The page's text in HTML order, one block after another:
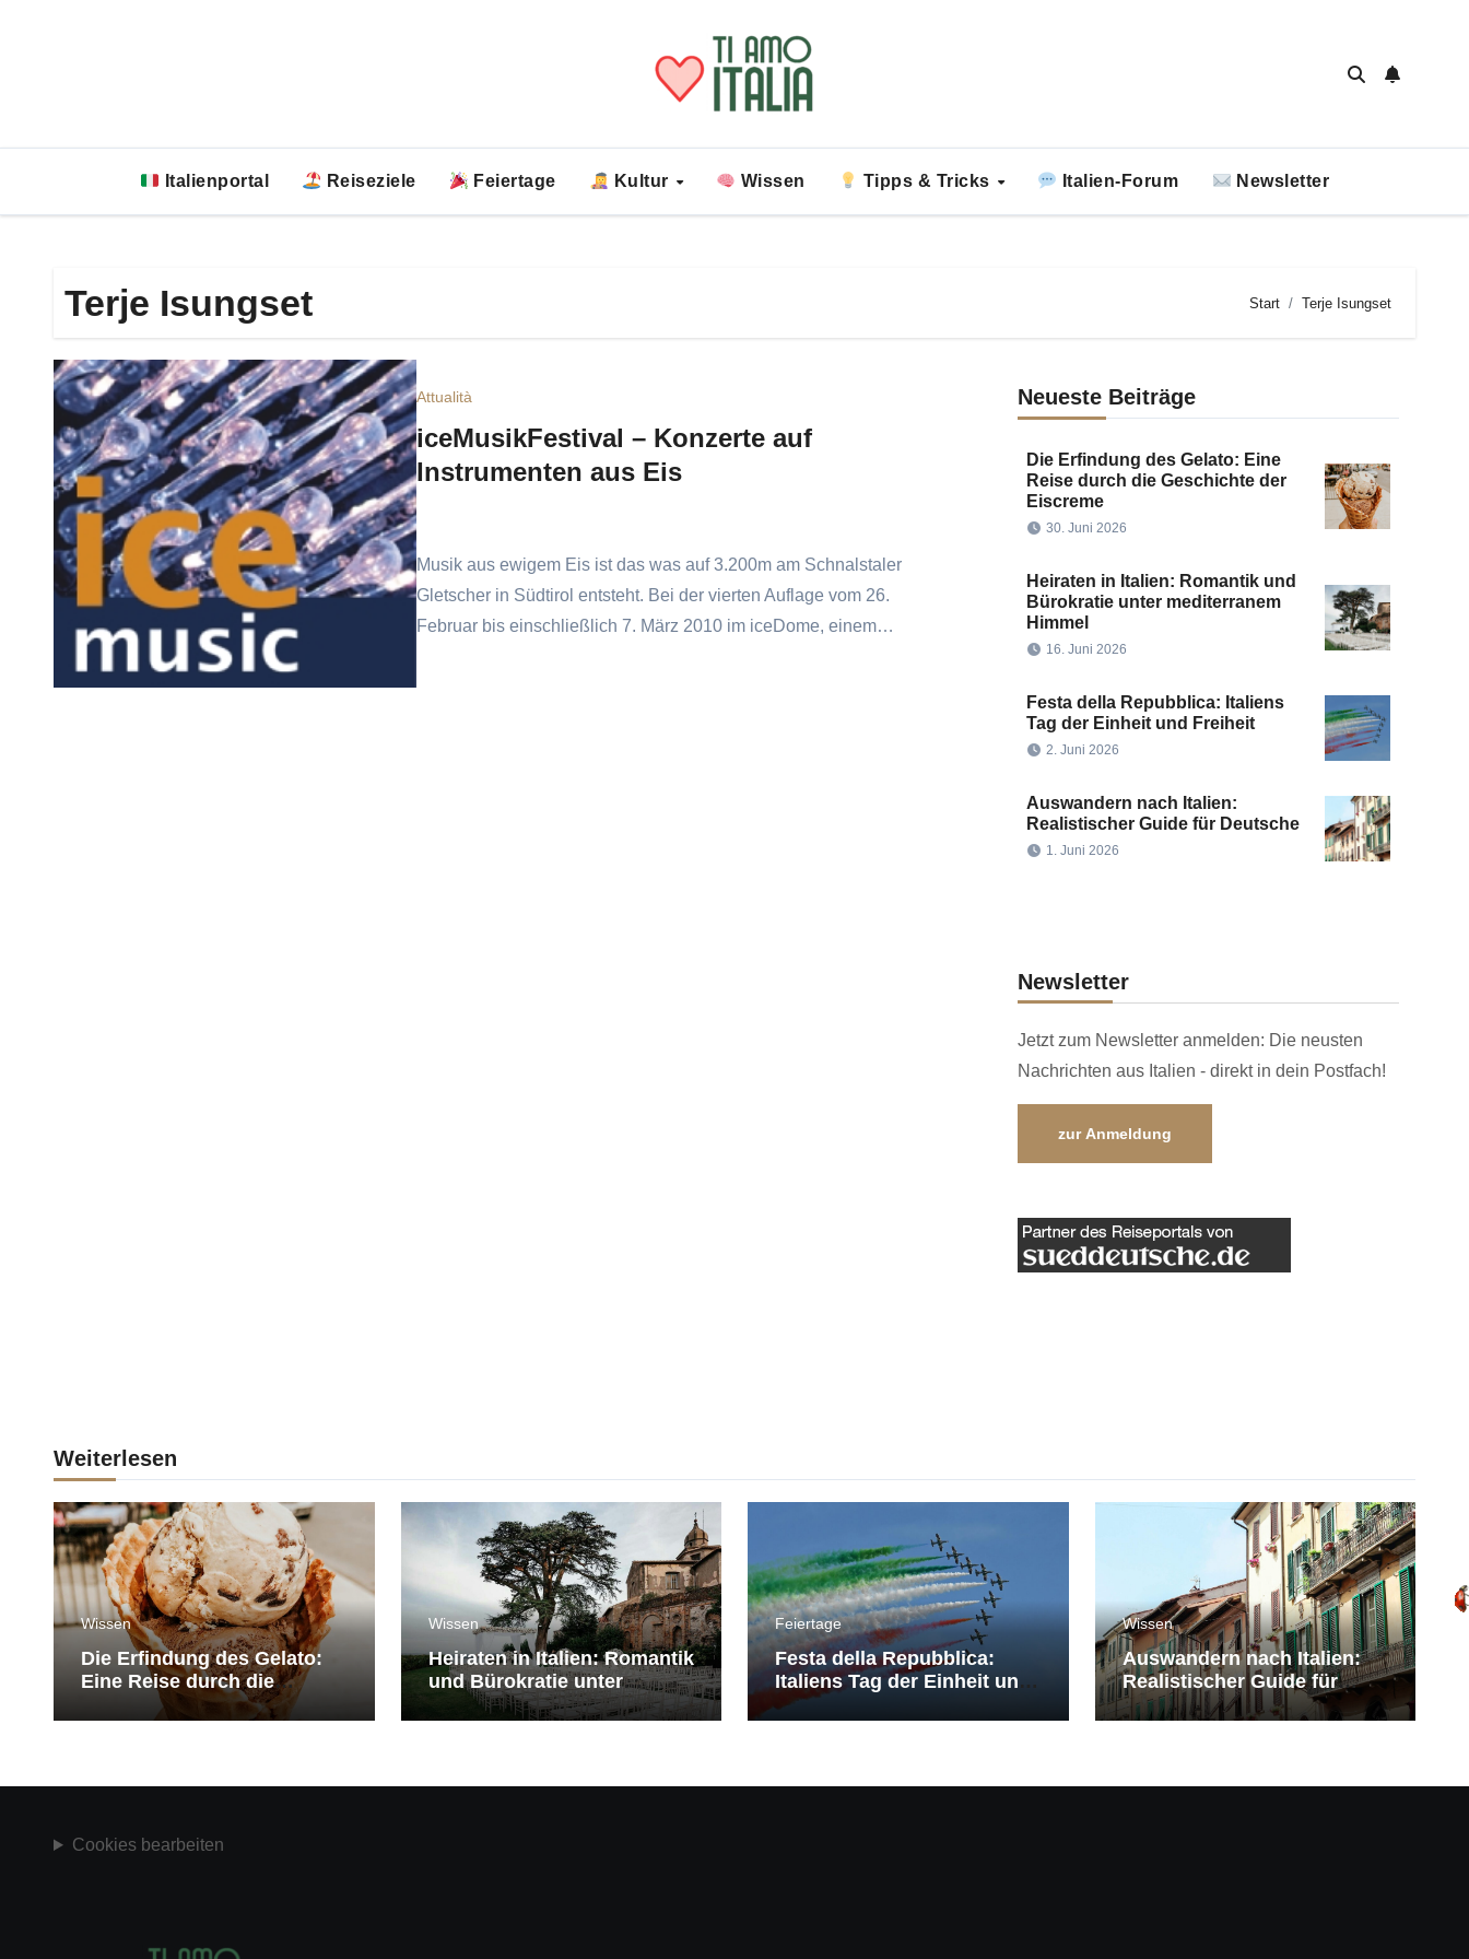
Italienportal Reiseziele Feiertage Kultur Wissen Tipps & Tricks Italien-Forum Newsletter
Terje Isungset Start Terje Isungset
Attualità
iceMusikFestival – Konzerte auf
Instrumenten aus Eis
Musik aus ewigem Eis ist das was auf 3.200m am Schnalstaler
Gletscher in Südtirol entsteht. Bei der vierten Auflage vom 26.
Februar bis einschließlich 7. März 2010 im iceDome, einem…
Neueste Beiträge
Die Erfindung des Gelato: Eine
Reise durch die Geschichte der
Eiscreme
30. Juni 2026
Heiraten in Italien: Romantik und
Bürokratie unter mediterranem
Himmel
16. Juni 2026
Festa della Repubblica: Italiens
Tag der Einheit und Freiheit
2. Juni 2026
Auswandern nach Italien:
Realistischer Guide für Deutsche
1. Juni 2026
Newsletter
Jetzt zum Newsletter anmelden: Die neusten
Nachrichten aus Italien - direkt in dein Postfach!
zur Anmeldung
Weiterlesen
Wissen
Die Erfindung des Gelato:
Eine Reise durch die
Geschichte der Eiscreme
Wissen
Heiraten in Italien: Romantik
und Bürokratie unter
mediterranem Himmel
Feiertage
Festa della Repubblica:
Italiens Tag der Einheit und
Freiheit
Wissen
Auswandern nach Italien:
Realistischer Guide für
Deutsche
Cookies bearbeiten